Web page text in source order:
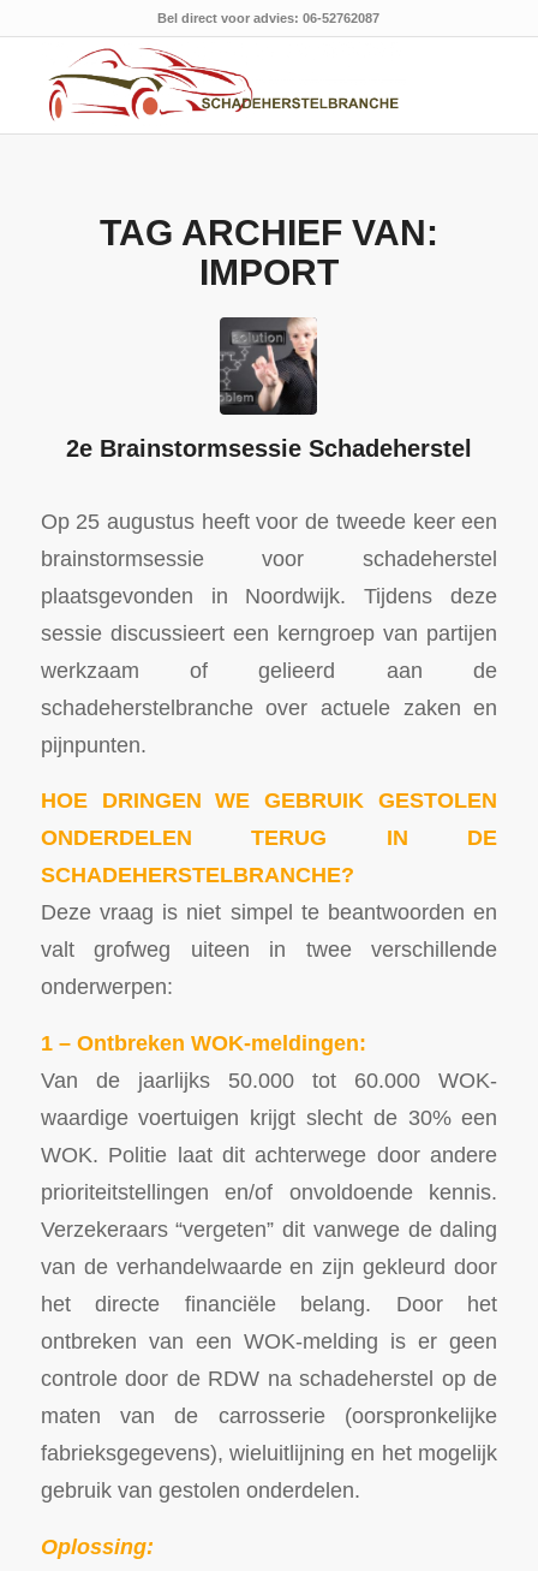
Bel direct voor advies: 06-52762087
TAG ARCHIEF VAN:
IMPORT
2e Brainstormsessie Schadeherstel
Op 25 augustus heeft voor de tweede keer een
brainstormsessie voor schadeherstel
plaatsgevonden in Noordwijk. Tijdens deze
sessie discussieert een kerngroep van partijen
werkzaam of gelieerd aan de
schadeherstelbranche over actuele zaken en
pijnpunten.
HOE DRINGEN WE GEBRUIK GESTOLEN
ONDERDELEN TERUG IN DE
SCHADEHERSTELBRANCHE?
Deze vraag is niet simpel te beantwoorden en
valt grofweg uiteen in twee verschillende
onderwerpen:
1 – Ontbreken WOK-meldingen:
Van de jaarlijks 50.000 tot 60.000 WOK-
waardige voertuigen krijgt slecht de 30% een
WOK. Politie laat dit achterwege door andere
prioriteitstellingen en/of onvoldoende kennis.
Verzekeraars “vergeten” dit vanwege de daling
van de verhandelwaarde en zijn gekleurd door
het directe financiële belang. Door het
ontbreken van een WOK-melding is er geen
controle door de RDW na schadeherstel op de
maten van de carrosserie (oorspronkelijke
fabrieksgegevens), wieluitlijning en het mogelijk
gebruik van gestolen onderdelen.
Oplossing: